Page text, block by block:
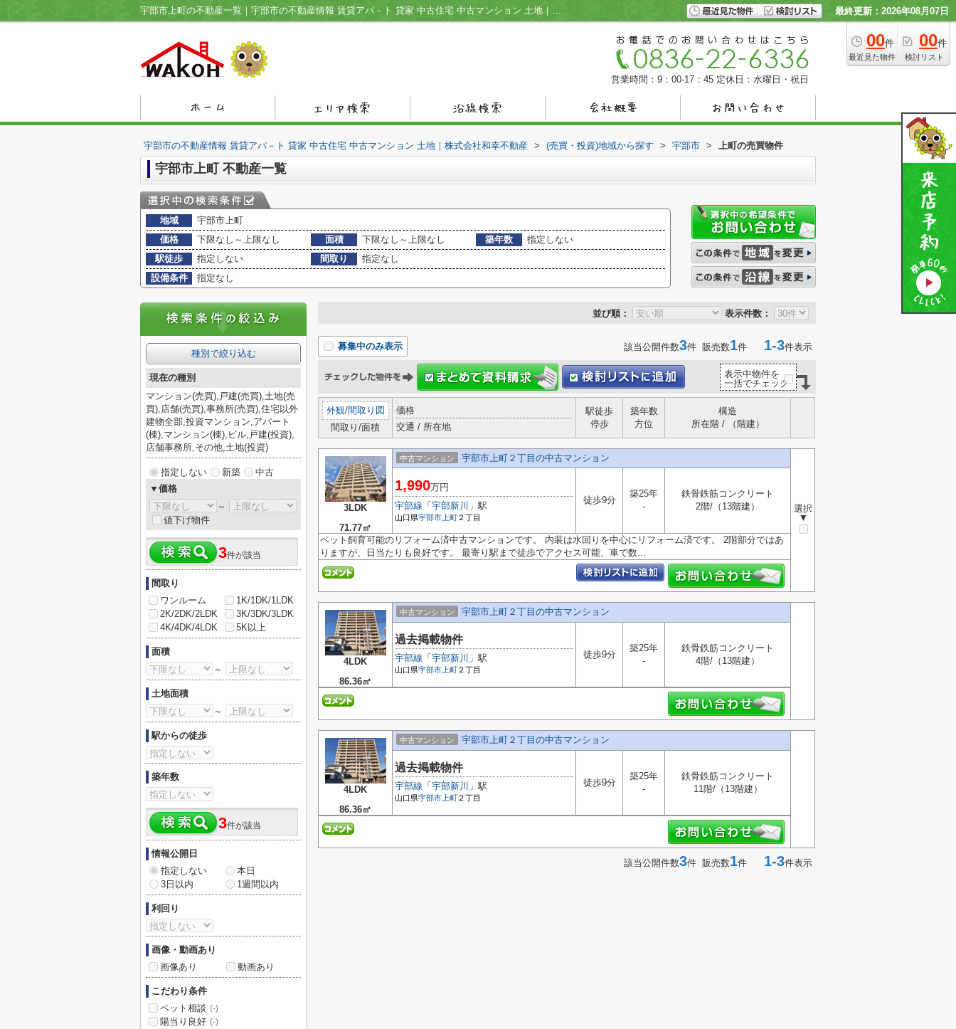
宇部市上町の不動産一覧｜宇部市の不動産情報 賃貸アパ－ト 貸家 中古住宅 中古マンション 土地｜株式会社和幸不動産 最終更新：2026年08月07日
00件
最近見た物件
00件
検討リスト
営業時間：9：00-17：45 定休日：水曜日・祝日
宇部市の不動産情報 賃貸アパ－ト 貸家 中古住宅 中古マンション 土地｜株式会社和幸不動産 > (売買・投資)地域から探す > 宇部市 > 上町の売買物件
宇部市上町 不動産一覧
地域
宇部市上町
価格
下限なし～上限なし 面積 下限なし～上限なし 築年数
指定しない
駅徒歩
指定しない 間取り
指定なし
設備条件
指定なし
並び順： 表示件数：
募集中のみ表示 該当公開件数3件 販売数1件 1-3件表示
表示中物件を
一括でチェック
外観/間取り図
間取り/面積
価格
交通 / 所在地
駅徒歩
停歩
築年数
方位
構造
所在階 / （階建）
3LDK
71.77㎡
中古マンション 宇部市上町２丁目の中古マンション
選択
▼
1,990万円
宇部線 「 宇部新川 」駅
山口県宇部市 上町 ２丁目
徒歩9分
築25年
-
鉄骨鉄筋コンクリート
2階/（13階建）
ペット飼育可能のリフォーム済中古マンションです。 内装は水回りを中心にリフォーム済です。 2階部分ではあ
りますが、日当たりも良好です。 最寄り駅まで徒歩でアクセス可能、車で数...
4LDK
86.36㎡
中古マンション 宇部市上町２丁目の中古マンション
過去掲載物件
宇部線 「 宇部新川 」駅
山口県宇部市 上町 ２丁目
徒歩9分
築25年
-
鉄骨鉄筋コンクリート
4階/（13階建）
4LDK
86.36㎡
中古マンション 宇部市上町２丁目の中古マンション
過去掲載物件
宇部線 「 宇部新川 」駅
山口県宇部市 上町 ２丁目
徒歩9分
築25年
-
鉄骨鉄筋コンクリート
11階/（13階建）
該当公開件数3件 販売数1件 1-3件表示
種別で絞り込む
現在の種別
マンション(売買),戸建(売買),土地(売
買),店舗(売買),事務所(売買),住宅以外
建物全部,投資マンション,アパート
(棟),マンション(棟),ビル,戸建(投資),
店舗事務所,その他,土地(投資)
指定しない 新築
中古
▼価格
～
値下げ物件
3件が該当
間取り
ワンルーム
1K/1DK/1LDK
2K/2DK/2LDK
3K/3DK/3LDK
4K/4DK/4LDK
5K以上
面積
～
土地面積
～
駅からの徒歩
築年数
3件が該当
情報公開日
指定しない
本日
3日以内
1週間以内
利回り
画像・動画あり
画像あり
動画あり
こだわり条件
ペット相談 (-)
陽当り良好 (-)